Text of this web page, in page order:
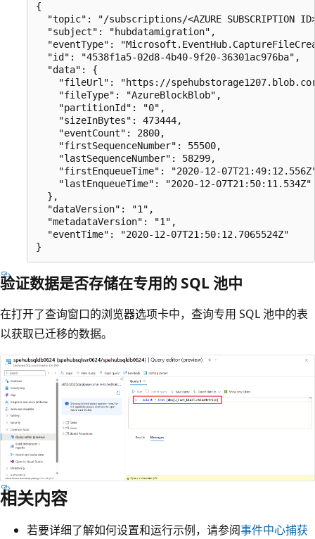
{
"topic": "/subscriptions/<AZURE SUBSCRIPTION
  "subject": "hubdatamigration",
"eventType":
  "id": "4538f1a5-02d8-4b40-9f20-36301ac976ba",
  "data": {
"fileUrl": "https://
    "fileType": "AzureBlockBlob",
    "partitionId": "0",
    "sizeInBytes": 473444,
    "eventCount": 2800,
    "firstSequenceNumber": 55500,
    "lastSequenceNumber": 58299,
"firstEnqueueTime": "2020-12-
    "lastEnqueueTime": "2020-12-07T21:50:11.534Z"
  },
  "dataVersion": "1",
  "metadataVersion": "1",
  "eventTime": "2020-12-07T21:50:12.7065524Z"
验证数据是否存储在专用的 SQL 池中
在打开了查询窗口的浏览器选项卡中，查询专用 SQL 池中的表
以获取已迁移的数据。
相关内容
若要详细了解如何设置和运行示例，请参阅事件中心捕获